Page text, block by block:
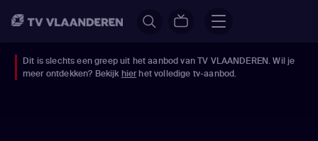
Dit is slechts een greep uit het aanbod van TV VLAANDEREN. Wil je
meer ontdekken? Bekijk hierhet volledige tv-aanbod.